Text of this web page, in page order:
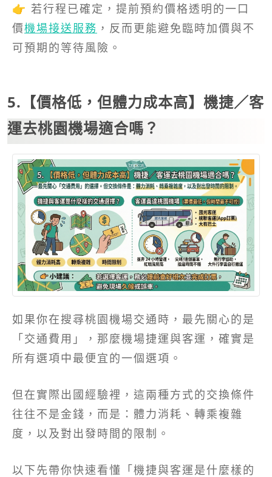
👉 若行程已確定，提前預約價格透明的一口
價機場接送服務 ，反而更能避免臨時加價與不
可預期的等待風險。
5.【價格低，但體力成本高】機捷／客
運去桃園機場適合嗎？
如果你在搜尋桃園機場交通時，最先關心的是
「交通費用」，那麼機場捷運與客運，確實是
所有選項中最便宜的一個選項。
但在實際出國經驗裡，這兩種方式的交換條件
往往不是金錢，而是：體力消耗、轉乘複雜
度，以及對出發時間的限制。
以下先帶你快速看懂「機捷與客運是什麼樣的